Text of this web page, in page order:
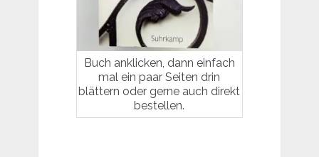
Buch anklicken, dann einfach
mal ein paar Seiten drin
blättern oder gerne auch direkt
bestellen.